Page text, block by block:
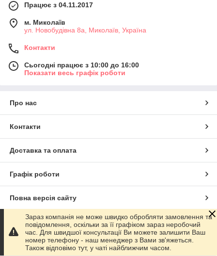
Працює з 04.11.2017
м. Миколаїв
ул. Новобудівна 8а, Миколаїв, Україна
Контакти
Сьогодні працює з 10:00 до 16:00
Показати весь графік роботи
Про нас
Контакти
Доставка та оплата
Графік роботи
Повна версія сайту
Сайт створено на маркетплейсіProm.ua
Політика конфіденційності
Зараз компанія не може швидко обробляти замовлення та
повідомлення, оскільки за її графіком зараз неробочий
час. Для швидшої консультації Ви можете залишити Ваш
номер телефону - наш менеджер з Вами зв'яжеться.
Також відповімо тут, у чаті найближчим часом.